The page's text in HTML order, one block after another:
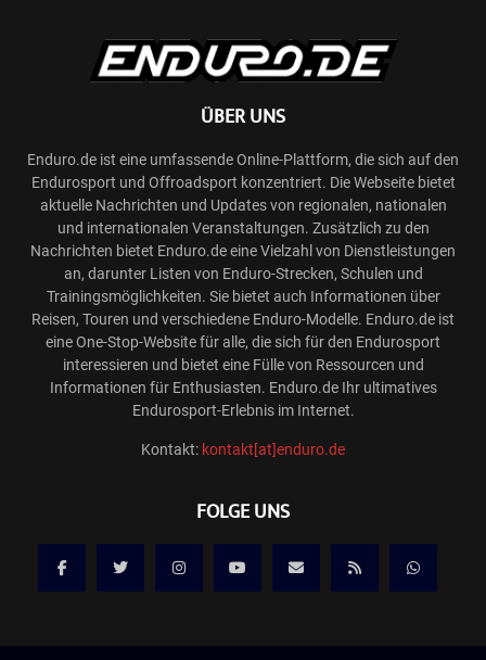
ÜBER UNS
Enduro.de ist eine umfassende Online-Plattform, die sich auf den
Endurosport und Offroadsport konzentriert. Die Webseite bietet
aktuelle Nachrichten und Updates von regionalen, nationalen
und internationalen Veranstaltungen. Zusätzlich zu den
Nachrichten bietet Enduro.de eine Vielzahl von Dienstleistungen
an, darunter Listen von Enduro-Strecken, Schulen und
Trainingsmöglichkeiten. Sie bietet auch Informationen über
Reisen, Touren und verschiedene Enduro-Modelle. Enduro.de ist
eine One-Stop-Website für alle, die sich für den Endurosport
interessieren und bietet eine Fülle von Ressourcen und
Informationen für Enthusiasten. Enduro.de Ihr ultimatives
Endurosport-Erlebnis im Internet.
Kontakt: kontakt[at]enduro.de
FOLGE UNS